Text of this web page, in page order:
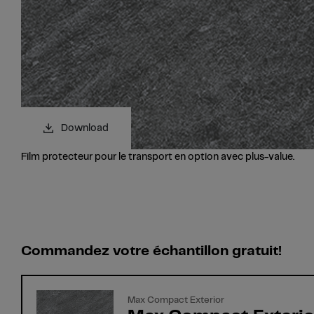
Download
Film protecteur pour le transport en option avec plus-value.
Commandez votre échantillon gratuit!
Max Compact Exterior